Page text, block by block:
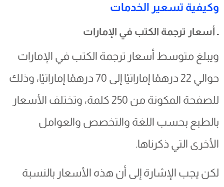
وكيفية تسعير الخدمات
ـ أسعار ترجمة الكتب في الإمارات
ويبلغ متوسط أسعار ترجمة الكتب في الإمارات
حوالي 22 درهمًا إماراتيًا إلى 70 درهمًا إماراتيًا، وذلك
للصفحة المكونة من 250 كلمة، وتختلف الأسعار
بالطبع بحسب اللغة والتخصص والعوامل
الأخرى التي ذكرناها.
لكن يجب الإشارة إلى أن هذه الأسعار بالنسبة